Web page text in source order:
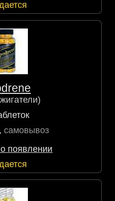
самовывоз
появлении